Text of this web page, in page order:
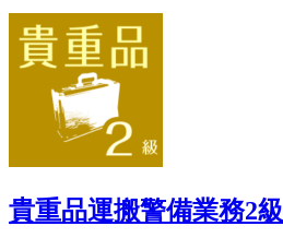
貴重品運搬警備業務2級